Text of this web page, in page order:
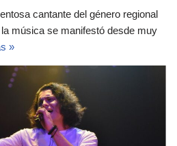
cantante del género regional
música se manifestó desde muy
»